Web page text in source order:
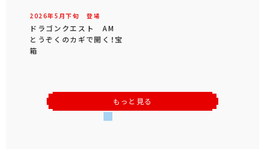
2026年5 月下旬 登場
ドラゴンクエスト AM
とうぞくのカギで開く！宝
箱
もっと見る